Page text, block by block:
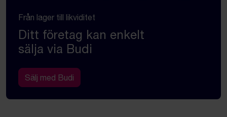
Från lager till likviditet
Ditt företag kan enkelt
sälja via Budi
Sälj med Budi